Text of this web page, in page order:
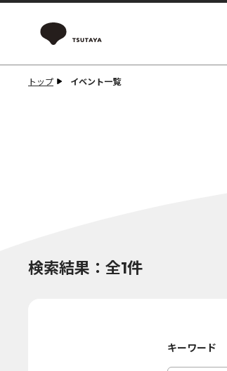
トップ イベント一覧
検索結果：全1件
キーワード